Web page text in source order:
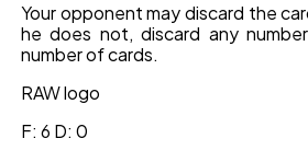
Your opponent may discard the
he does not, discard any
number of cards.
RAW logo
F: 6 D: 0